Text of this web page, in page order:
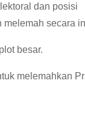
dan posisi
secara
besar.
melemahkan